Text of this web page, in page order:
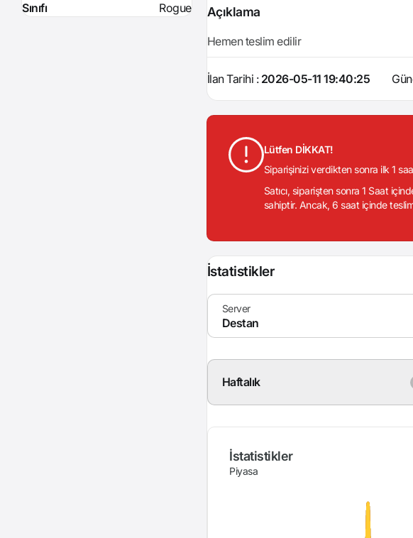
Sınıfı
Rogue Açıklama
Hemen teslim edilir
İlan Tarihi : 2026-05-11 19:40:25
Lütfen DİKKAT!
Siparişinizi verdikten sonra ilk 1
Satıcı, siparişten sonra 1 Saat
sahiptir. Ancak, 6 saat içinde
İstatistikler
Haftalık
İstatistikler
Piyasa